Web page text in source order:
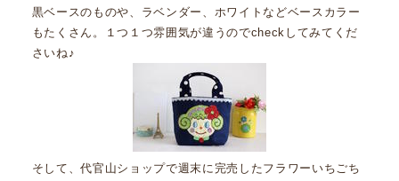
黒ベースのものや、ラベンダー、ホワイトなどベースカラー
もたくさん。１つ１つ雰囲気が違うのでcheckしてみてくだ
さいね♪
そして、代官山ショップで週末に完売したフラワーいちごち